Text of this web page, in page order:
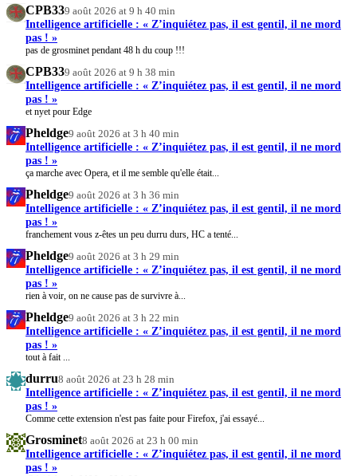
CPB339 août 2026 at 9 h 40 min
Intelligence artificielle : « Z’inquiétez pas, il est gentil, il ne mord
pas ! »
pas de grosminet pendant 48 h du coup !!!
CPB339 août 2026 at 9 h 38 min
Intelligence artificielle : « Z’inquiétez pas, il est gentil, il ne mord
pas ! »
et nyet pour Edge
Pheldge9 août 2026 at 3 h 40 min
Intelligence artificielle : « Z’inquiétez pas, il est gentil, il ne mord
pas ! »
ça marche avec Opera, et il me semble qu'elle était...
Pheldge9 août 2026 at 3 h 36 min
Intelligence artificielle : « Z’inquiétez pas, il est gentil, il ne mord
pas ! »
franchement vous z-êtes un peu durru durs, HC a tenté...
Pheldge9 août 2026 at 3 h 29 min
Intelligence artificielle : « Z’inquiétez pas, il est gentil, il ne mord
pas ! »
rien à voir, on ne cause pas de survivre à...
Pheldge9 août 2026 at 3 h 22 min
Intelligence artificielle : « Z’inquiétez pas, il est gentil, il ne mord
pas ! »
tout à fait ...
durru8 août 2026 at 23 h 28 min
Intelligence artificielle : « Z’inquiétez pas, il est gentil, il ne mord
pas ! »
Comme cette extension n'est pas faite pour Firefox, j'ai essayé...
Grosminet8 août 2026 at 23 h 00 min
Intelligence artificielle : « Z’inquiétez pas, il est gentil, il ne mord
pas ! »